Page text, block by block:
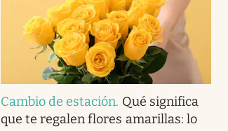
Cambio de estación. Qué significa
que te regalen flores amarillas: lo